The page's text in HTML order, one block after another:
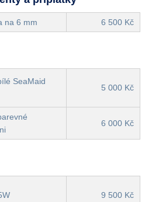
na 6 mm 6 500 Kč
SeaMaid
5 000 Kč
6 000 Kč
9 500 Kč